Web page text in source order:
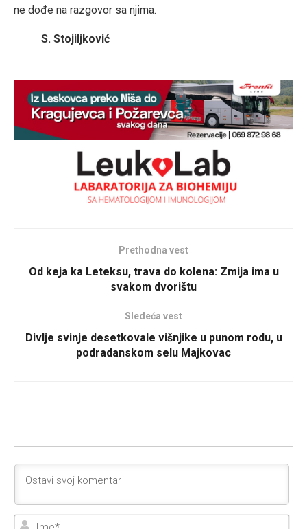
ne dođe na razgovor sa njima.
S. Stojiljković
Prethodna vest
Od keja ka Leteksu, trava do kolena: Zmija ima u
svakom dvorištu
Sledeća vest
Divlje svinje desetkovale višnjike u punom rodu, u
podradanskom selu Majkovac